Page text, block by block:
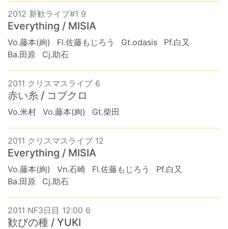
2012 新歓ライブ#1 9
Everything / MISIA
Vo.藤本(絢) Fl.佐藤もじろう Gt.odasis
Pf.白又
Ba.田原
Cj.助石
2011 クリスマスライブ 6
赤い糸 / コブクロ
Vo.米村 Vo.藤本(絢) Gt.柴田
2011 クリスマスライブ 12
Everything / MISIA
Vo.藤本(絢) Vn.石崎 Fl.佐藤もじろう
Pf.白又
Ba.田原
Cj.助石
2011 NF3日目 12:00 6
歓びの種 / YUKI